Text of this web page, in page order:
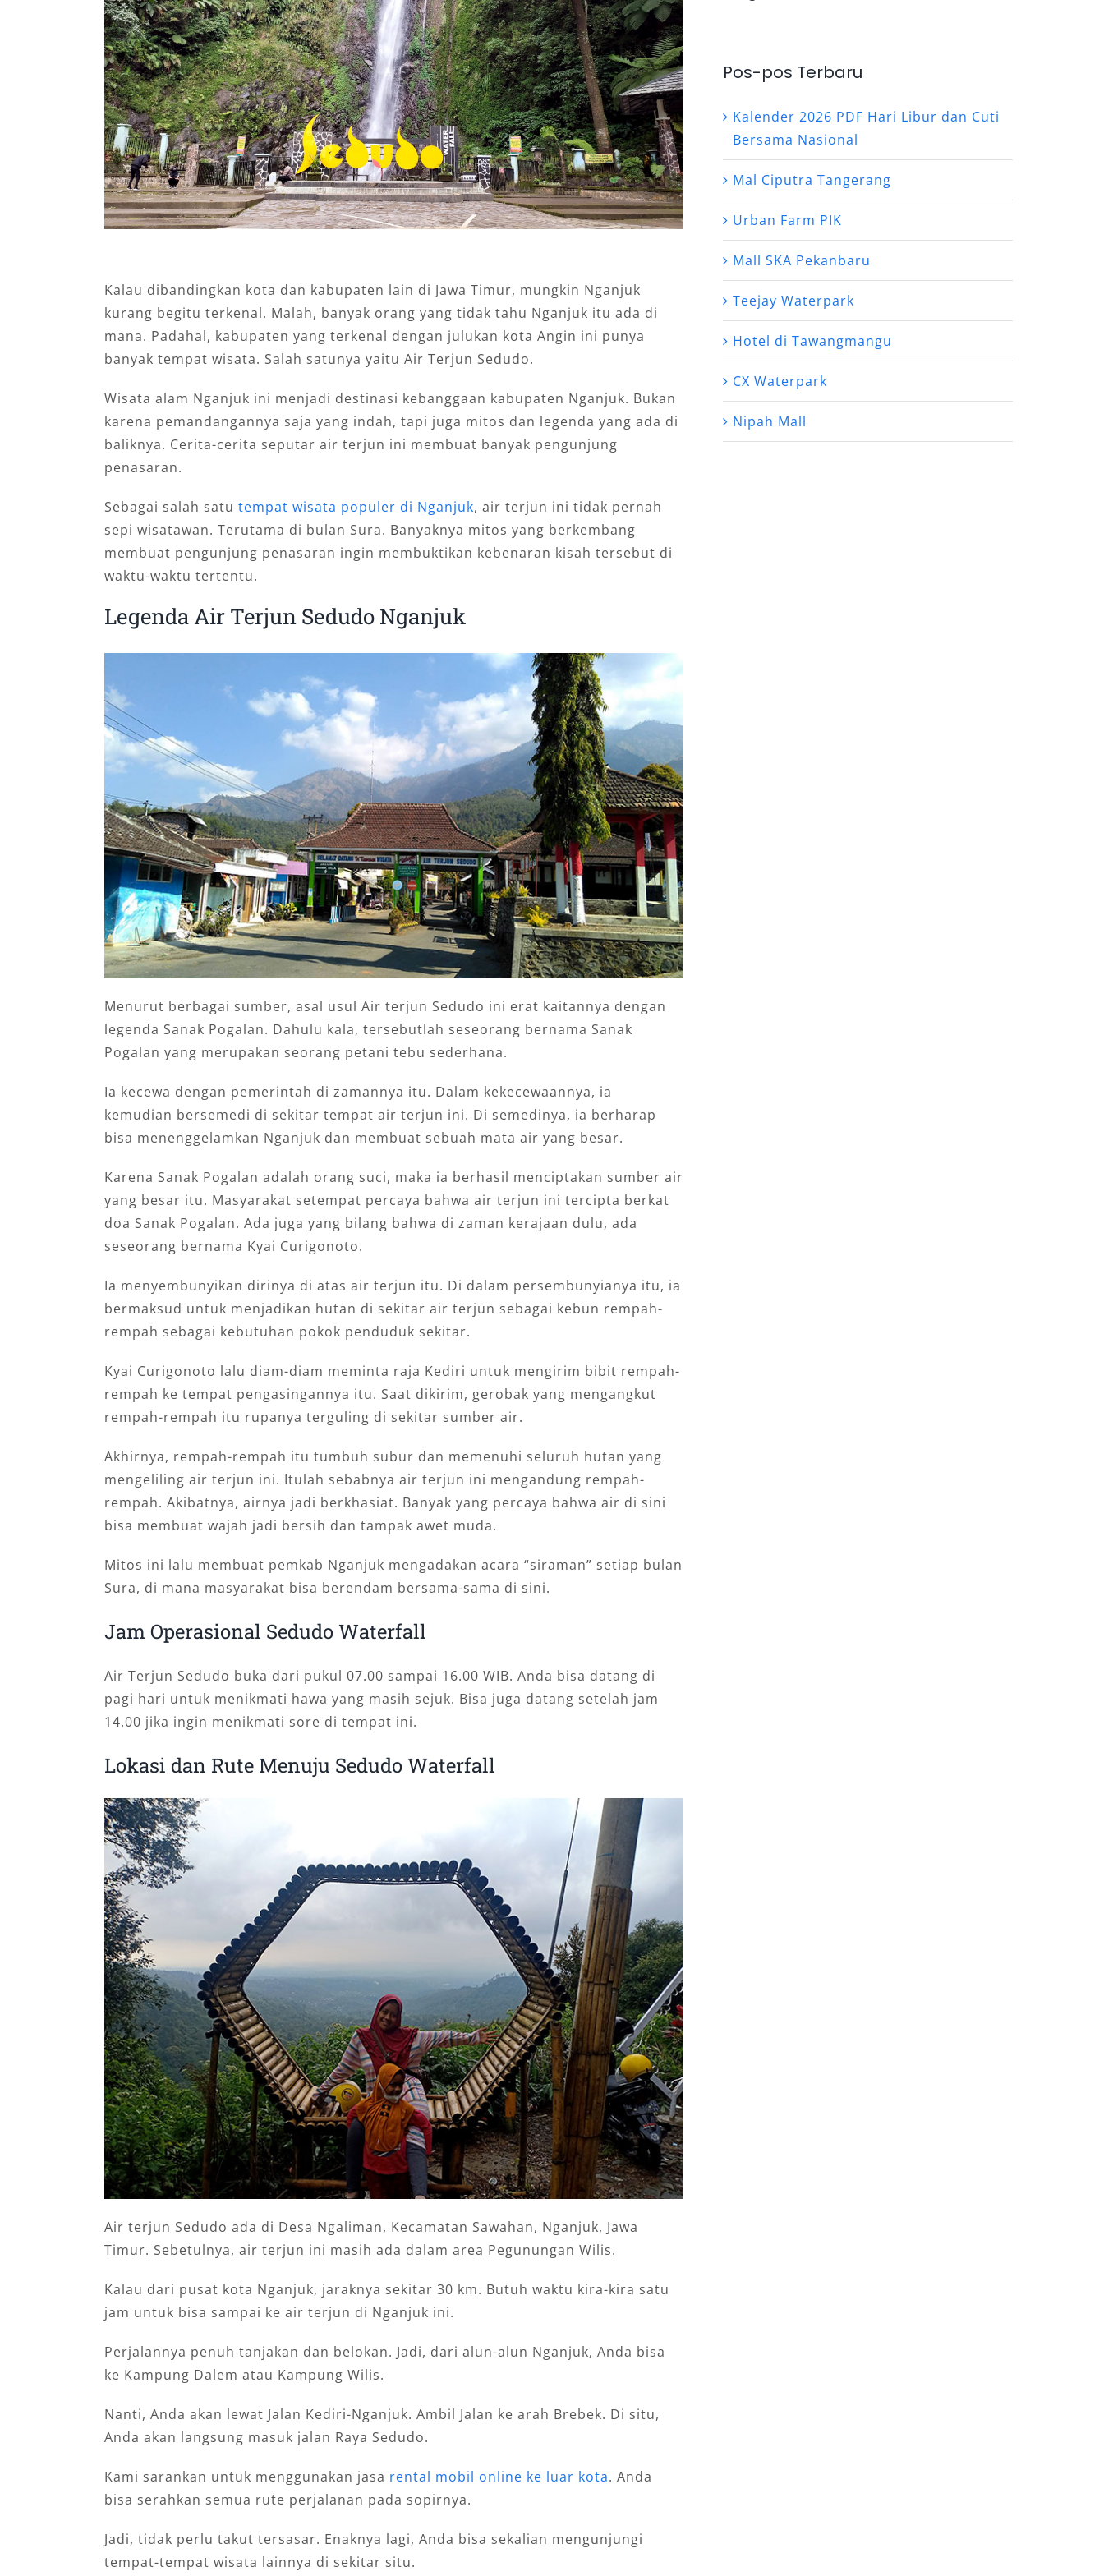
Kalau dibandingkan kota dan kabupaten lain di Jawa Timur, mungkin Nganjuk
kurang begitu terkenal. Malah, banyak orang yang tidak tahu Nganjuk itu ada di
mana. Padahal, kabupaten yang terkenal dengan julukan kota Angin ini punya
banyak tempat wisata. Salah satunya yaitu Air Terjun Sedudo.
Wisata alam Nganjuk ini menjadi destinasi kebanggaan kabupaten Nganjuk. Bukan
karena pemandangannya saja yang indah, tapi juga mitos dan legenda yang ada di
baliknya. Cerita-cerita seputar air terjun ini membuat banyak pengunjung
penasaran.
Sebagai salah satu tempat wisata populer di Nganjuk, air terjun ini tidak pernah
sepi wisatawan. Terutama di bulan Sura. Banyaknya mitos yang berkembang
membuat pengunjung penasaran ingin membuktikan kebenaran kisah tersebut di
waktu-waktu tertentu.
Legenda Air Terjun Sedudo Nganjuk
Menurut berbagai sumber, asal usul Air terjun Sedudo ini erat kaitannya dengan
legenda Sanak Pogalan. Dahulu kala, tersebutlah seseorang bernama Sanak
Pogalan yang merupakan seorang petani tebu sederhana.
Ia kecewa dengan pemerintah di zamannya itu. Dalam kekecewaannya, ia
kemudian bersemedi di sekitar tempat air terjun ini. Di semedinya, ia berharap
bisa menenggelamkan Nganjuk dan membuat sebuah mata air yang besar.
Karena Sanak Pogalan adalah orang suci, maka ia berhasil menciptakan sumber air
yang besar itu. Masyarakat setempat percaya bahwa air terjun ini tercipta berkat
doa Sanak Pogalan. Ada juga yang bilang bahwa di zaman kerajaan dulu, ada
seseorang bernama Kyai Curigonoto.
Ia menyembunyikan dirinya di atas air terjun itu. Di dalam persembunyianya itu, ia
bermaksud untuk menjadikan hutan di sekitar air terjun sebagai kebun rempah-
rempah sebagai kebutuhan pokok penduduk sekitar.
Kyai Curigonoto lalu diam-diam meminta raja Kediri untuk mengirim bibit rempah-
rempah ke tempat pengasingannya itu. Saat dikirim, gerobak yang mengangkut
rempah-rempah itu rupanya terguling di sekitar sumber air.
Akhirnya, rempah-rempah itu tumbuh subur dan memenuhi seluruh hutan yang
mengeliling air terjun ini. Itulah sebabnya air terjun ini mengandung rempah-
rempah. Akibatnya, airnya jadi berkhasiat. Banyak yang percaya bahwa air di sini
bisa membuat wajah jadi bersih dan tampak awet muda.
Mitos ini lalu membuat pemkab Nganjuk mengadakan acara “siraman” setiap bulan
Sura, di mana masyarakat bisa berendam bersama-sama di sini.
Jam Operasional Sedudo Waterfall
Air Terjun Sedudo buka dari pukul 07.00 sampai 16.00 WIB. Anda bisa datang di
pagi hari untuk menikmati hawa yang masih sejuk. Bisa juga datang setelah jam
14.00 jika ingin menikmati sore di tempat ini.
Lokasi dan Rute Menuju Sedudo Waterfall
Air terjun Sedudo ada di Desa Ngaliman, Kecamatan Sawahan, Nganjuk, Jawa
Timur. Sebetulnya, air terjun ini masih ada dalam area Pegunungan Wilis.
Kalau dari pusat kota Nganjuk, jaraknya sekitar 30 km. Butuh waktu kira-kira satu
jam untuk bisa sampai ke air terjun di Nganjuk ini.
Perjalannya penuh tanjakan dan belokan. Jadi, dari alun-alun Nganjuk, Anda bisa
ke Kampung Dalem atau Kampung Wilis.
Nanti, Anda akan lewat Jalan Kediri-Nganjuk. Ambil Jalan ke arah Brebek. Di situ,
Anda akan langsung masuk jalan Raya Sedudo.
Kami sarankan untuk menggunakan jasa rental mobil online ke luar kota. Anda
bisa serahkan semua rute perjalanan pada sopirnya.
Jadi, tidak perlu takut tersasar. Enaknya lagi, Anda bisa sekalian mengunjungi
tempat-tempat wisata lainnya di sekitar situ.
Pos-pos Terbaru
Kalender 2026 PDF Hari Libur dan Cuti
Bersama Nasional
Mal Ciputra Tangerang
Urban Farm PIK
Mall SKA Pekanbaru
Teejay Waterpark
Hotel di Tawangmangu
CX Waterpark
Nipah Mall